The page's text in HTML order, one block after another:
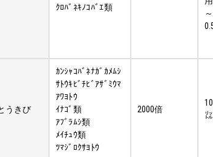
ｸﾛﾊﾞﾈｷﾉｺﾊﾞｴ類
うきび
ｶﾝｼｬｺﾊﾞﾈﾅｶﾞｶﾒﾑｼ
ｻﾄｳｷﾋﾞﾁﾋﾞｱｻﾞﾐｳﾏ
ｱﾜﾖﾄｳ
ｲﾅｺﾞ類
ｱﾌﾞﾗﾑｼ類
ﾒｲﾁｭｳ類
ﾂﾏｼﾞﾛｸｻﾖﾄｳ
2000倍